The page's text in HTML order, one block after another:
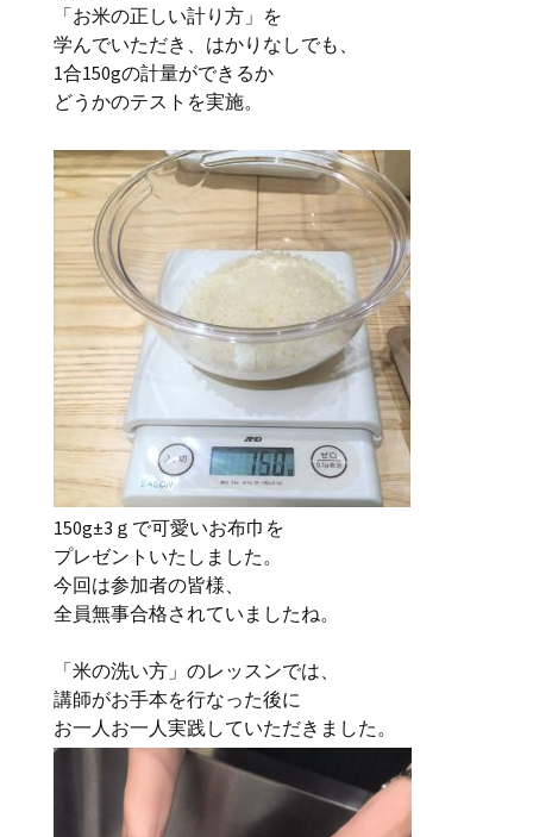
「お米の正しい計り方」を
学んでいただき、はかりなしでも、
1合150gの計量ができるか
どうかのテストを実施。
150g±3ｇで可愛いお布巾を
プレゼントいたしました。
今回は参加者の皆様、
全員無事合格されていましたね。
「米の洗い方」のレッスンでは、
講師がお手本を行なった後に
お一人お一人実践していただきました。